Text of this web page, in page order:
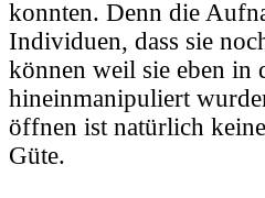
konnten. Denn die
Individuen, dass sie
können weil sie eben in
hineinmanipuliert
öffnen ist natürlich
Güte.